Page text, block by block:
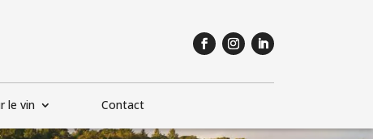
le vin Contact